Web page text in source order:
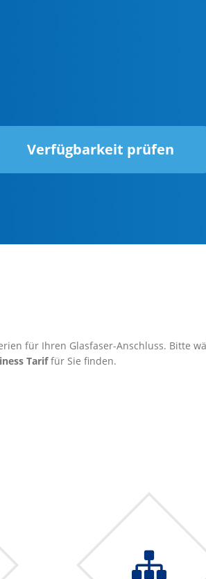
Verfügbarkeit prüfen
für Ihren Glasfaser-Anschluss. Bitte
Tariffür Sie finden.